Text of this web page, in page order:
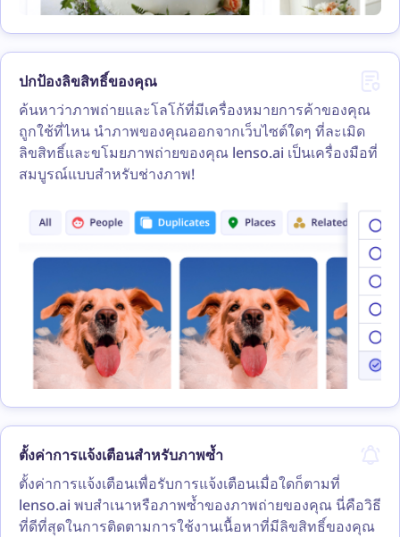
ปกป้องลิขสิทธิ์ของคุณ
ค้นหาว่าภาพถ่ายและโลโก้ที่มีเครื่องหมายการค้าของคุณ
ถูกใช้ที่ไหน นำภาพของคุณออกจากเว็บไซต์ใดๆ ที่ละเมิด
ลิขสิทธิ์และขโมยภาพถ่ายของคุณ lenso.ai เป็นเครื่องมือที่
สมบูรณ์แบบสำหรับช่างภาพ!
ตั้งค่าการแจ้งเตือนสำหรับภาพซ้ำ
ตั้งค่าการแจ้งเตือนเพื่อรับการแจ้งเตือนเมื่อใดก็ตามที่
lenso.ai พบสำเนาหรือภาพซ้ำของภาพถ่ายของคุณ นี่คือวิธี
ที่ดีที่สุดในการติดตามการใช้งานเนื้อหาที่มีลิขสิทธิ์ของคุณ